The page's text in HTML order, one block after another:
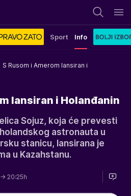
Sport Info
S Rusom i Amerom lansiran i
lansiran i Holanđanin
Sojuz, koja će prevesti
astronauta u
stanicu, lansirana je
u Kazahstanu.
→ 20:25h